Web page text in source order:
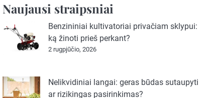
Naujausi straipsniai
Benzininiai kultivatoriai privačiam sklypui:
ką žinoti prieš perkant?
2 rugpjūčio, 2026
Nelikvidiniai langai: geras būdas sutaupyti
ar rizikingas pasirinkimas?